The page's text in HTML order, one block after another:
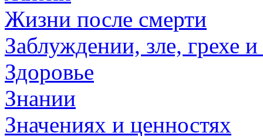
Жизни после смерти
Заблуждении, зле, грехе
Здоровье
Знании
Значениях и ценностях